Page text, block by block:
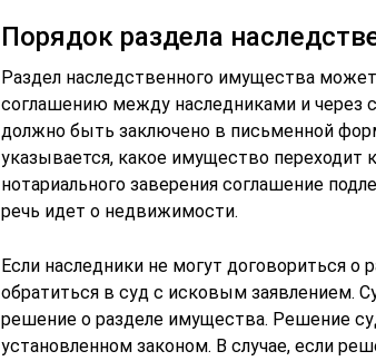
Порядок раздела
Раздел наследственного имущества
соглашению между наследниками и через
должно быть заключено в письменной
указывается, какое имущество переходит
нотариального заверения соглашение
речь идет о недвижимости.
Если наследники не могут договориться
обратиться в суд с исковым заявлением.
решение о разделе имущества. Решение
установленном законом. В случае, если